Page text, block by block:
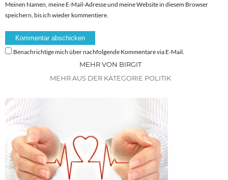
Meinen Namen, meine E-Mail-Adresse und meine Website in diesem Browser
speichern, bis ich wieder kommentiere.
Benachrichtige mich über nachfolgende Kommentare via E-Mail.
MEHR VON BIRGIT
MEHR AUS DER KATEGORIE POLITIK